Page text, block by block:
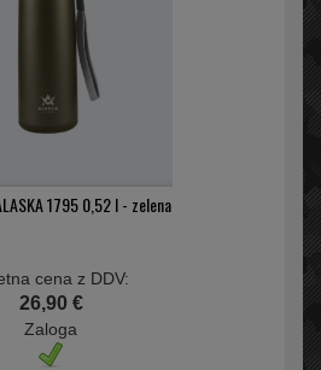
1795 0,52 l - zelena
cena z DDV:
26,90 €
Zaloga